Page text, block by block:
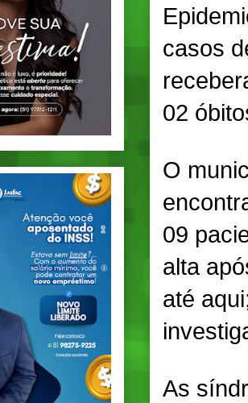
casos
02
O
09
alta
até
As